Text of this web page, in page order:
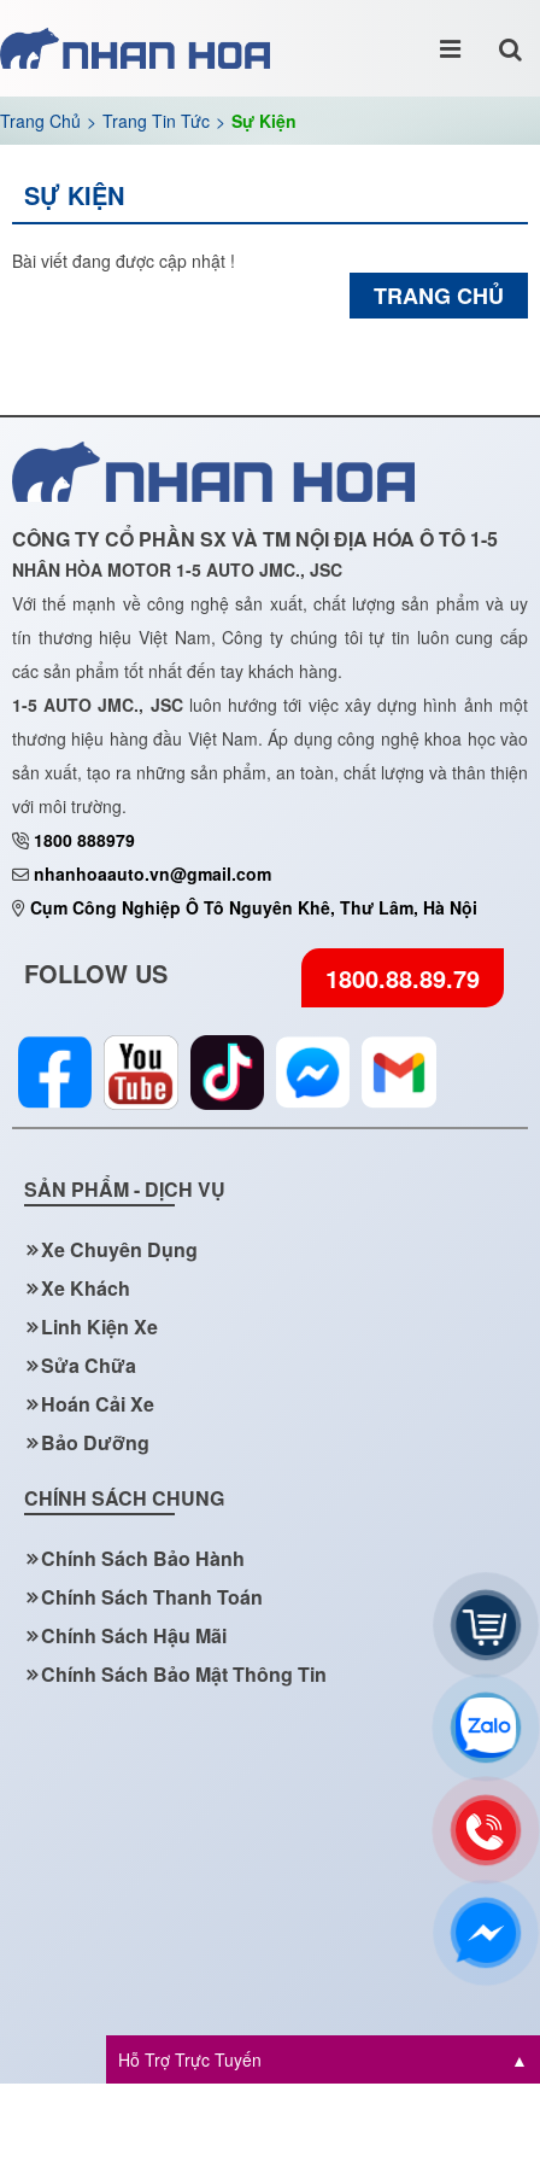
Trang Chủ Trang Tin Tức Sự Kiện
SỰ KIỆN
Bài viết đang được cập nhật !
TRANG CHỦ
CÔNG TY CỔ PHẦN SX VÀ TM NỘI ĐỊA HÓA Ô TÔ 1-5
NHÂN HÒA MOTOR 1-5 AUTO JMC., JSC
Với thế mạnh về công nghệ sản xuất, chất lượng sản phẩm và uy
tín thương hiệu Việt Nam, Công ty chúng tôi tự tin luôn cung cấp
các sản phẩm tốt nhất đến tay khách hàng.
1-5 AUTO JMC., JSCluôn hướng tới việc xây dựng hình ảnh một
thương hiệu hàng đầu Việt Nam. Áp dụng công nghệ khoa học vào
sản xuất, tạo ra những sản phẩm, an toàn, chất lượng và thân thiện
với môi trường.
1800 888979
nhanhoaauto.vn@gmail.com
Cụm Công Nghiệp Ô Tô Nguyên Khê, Thư Lâm, Hà Nội
FOLLOW US 1800.88.89.79
SẢN PHẨM - DỊCH VỤ
Xe Chuyên Dụng
Xe Khách
Linh Kiện Xe
Sửa Chữa
Hoán Cải Xe
Bảo Dưỡng
CHÍNH SÁCH CHUNG
Chính Sách Bảo Hành
Chính Sách Thanh Toán
Chính Sách Hậu Mãi
Chính Sách Bảo Mật Thông Tin
Hỗ Trợ Trực Tuyến ▲